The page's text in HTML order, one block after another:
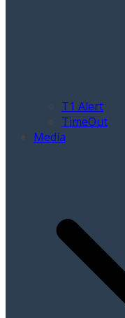
T1 Alert
TimeOut
Media